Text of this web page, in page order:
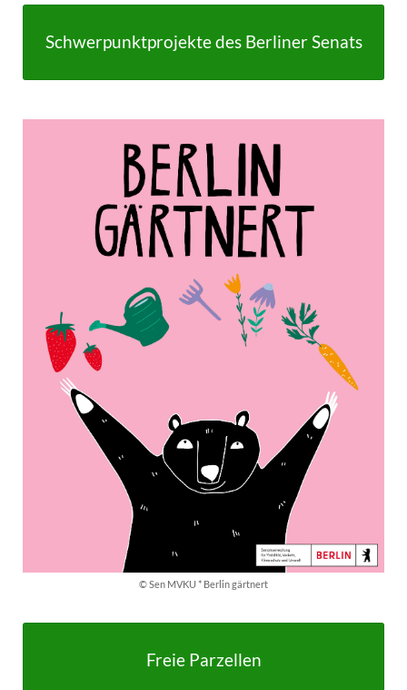
Schwerpunktprojekte des Berliner Senats
© Sen MVKU * Berlin gärtnert
Freie Parzellen